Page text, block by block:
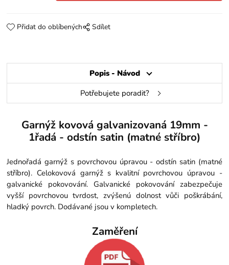
Přidat do oblíbených Sdílet
Popis - Návod
Potřebujete poradit?
Garnýž kovová galvanizovaná 19mm -
1řadá - odstín satin (matné stříbro)
Jednořadá garnýž s povrchovou úpravou - odstín satin (matné
stříbro). Celokovová garnýž s kvalitní povrchovou úpravou -
galvanické pokovování. Galvanické pokovování zabezpečuje
vyšší povrchovou tvrdost, zvýšenú dolnost vůči poškrábání,
hladký povrch. Dodávané jsou v kompletech.
Zaměření